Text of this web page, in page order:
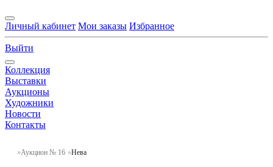
Личный кабинет Мои заказы Избранное
Выйти
Коллекция
Выставки
Аукционы
Художники
Новости
Контакты
Аукцион № 16 Нева